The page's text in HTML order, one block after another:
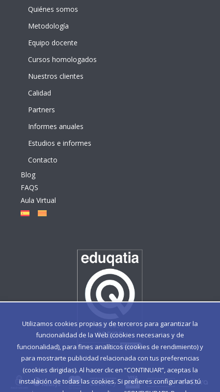
Quiénes somos
Metodología
Equipo docente
Cursos homologados
Nuestros clientes
Calidad
Partners
Informes anuales
Estudios e informes
Contacto
Blog
FAQS
Aula Virtual
Utilizamos cookies propias y de terceros para garantizar la
funcionalidad de la Web (cookies necesarias y de
funcionalidad), para fines analíticos (cookies de rendimiento) y
para mostrarte publicidad relacionada con tus preferencias
(cookies dirigidas). Al hacer clic en “CONTINUAR”, aceptas la
instalación de todas las cookies. Si prefieres configurarlas tú